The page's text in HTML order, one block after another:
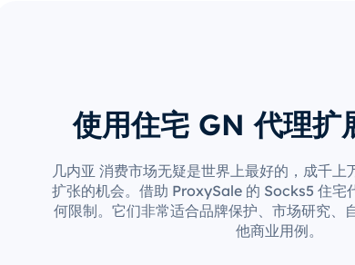
使用住宅 GN 代理扩
几内亚 消费市场无疑是世界上最好的，成千上
扩张的机会。借助 ProxySale 的 Socks5 住宅
何限制。它们非常适合品牌保护、市场研究、
他商业用例。